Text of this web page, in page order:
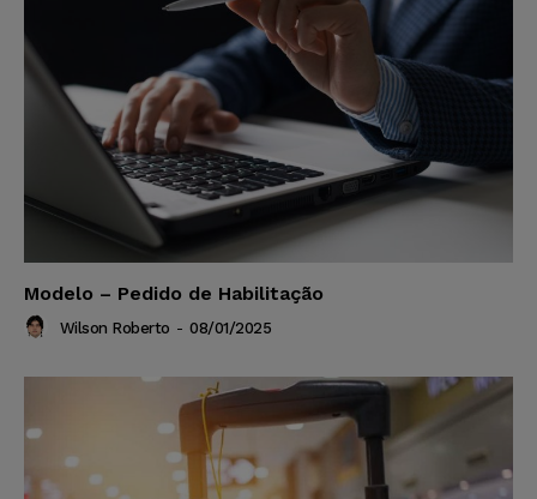
Modelo – Pedido de Habilitação
Wilson Roberto - 08/01/2025